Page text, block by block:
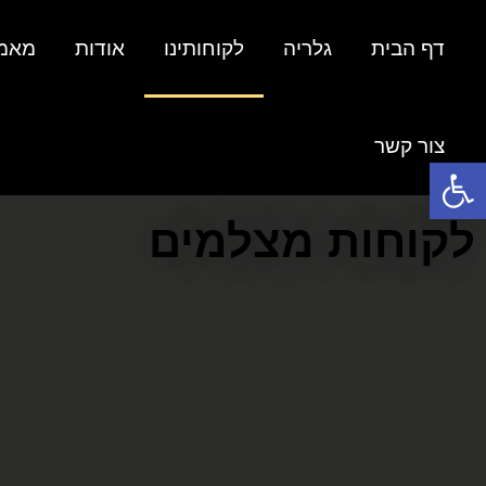
פתח סרגל נגישות
דף הבית גלריה לקוחותינו אודות
צור קשר
לקוחות מצלמים